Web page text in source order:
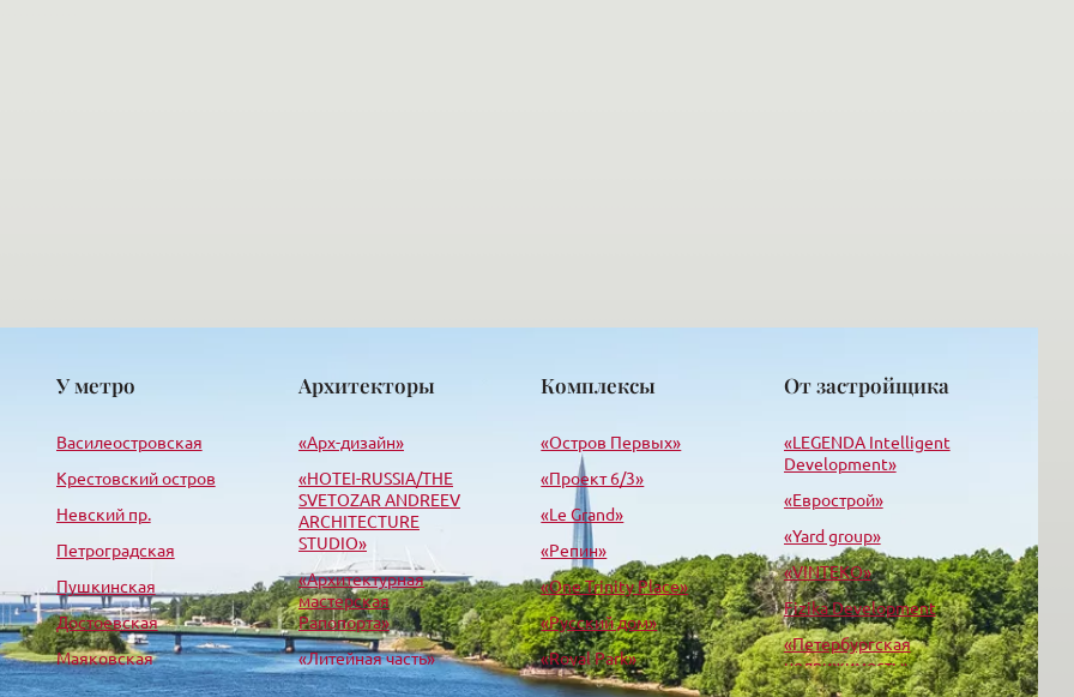
У метро
Василеостровская
Крестовский остров
Невский пр.
Петроградская
Пушкинская
Достоевская
Маяковская
Архитекторы
«Арх-дизайн»
«HОTEI-RUSSIA/THE
SVETOZAR ANDREEV
ARCHITECTURE
STUDIO»
«Архитектурная
мастерская
Рапопорта»
«Литейная часть»
Комплексы
«Остров Первых»
«Проект 6/3»
«Le Grand»
«Репин»
«One Trinity Place»
«Русский дом»
«Royal Park»
От застройщика
«LEGENDA Intelligent
Development»
«Еврострой»
«Yard group»
«VINTEKO»
Fizika Development
«Петербургская
недвижимость»